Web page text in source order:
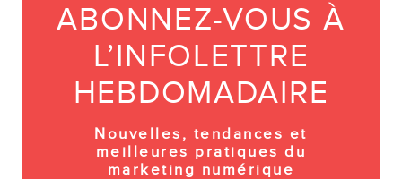
ABONNEZ-VOUS À
L’INFOLETTRE
HEBDOMADAIRE
Nouvelles, tendances et
meilleures pratiques du
marketing numérique